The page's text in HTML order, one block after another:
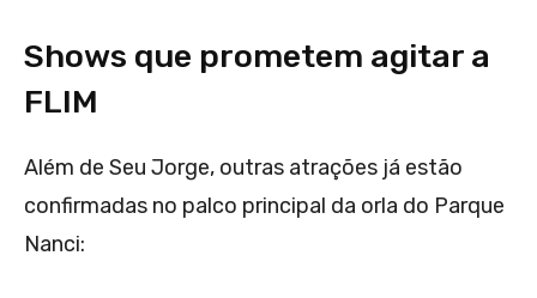
Shows que prometem agitar a
FLIM
Além de Seu Jorge, outras atrações já estão
confirmadas no palco principal da orla do Parque
Nanci: